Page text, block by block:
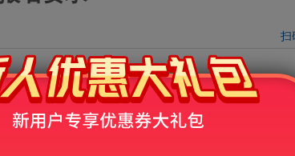
扫
须携带以下个人资料及费用